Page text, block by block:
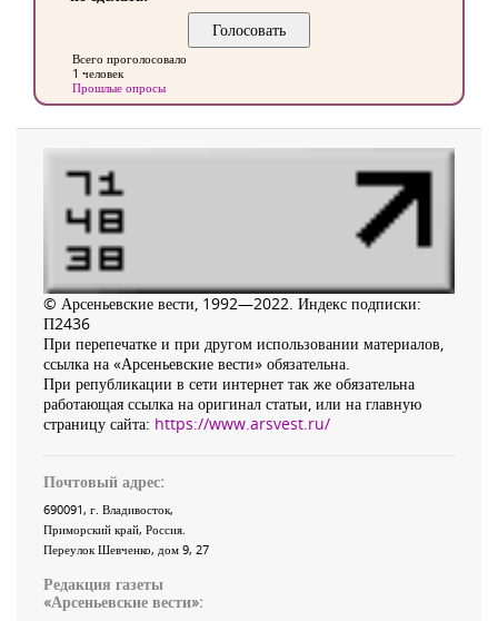
Всего проголосовало
1 человек
Прошлые опросы
© Арсеньевские вести, 1992—2022. Индекс подписки:
П2436
При перепечатке и при другом использовании материалов,
ссылка на «Арсеньевские вести» обязательна.
При републикации в сети интернет так же обязательна
работающая ссылка на оригинал статьи, или на главную
страницу сайта: https://www.arsvest.ru/
Почтовый адрес:
690091, г. Владивосток,
Приморский край, Россия
Переулок Шевченко, дом 9, 27
Редакция газеты
«Арсеньевские вести»: